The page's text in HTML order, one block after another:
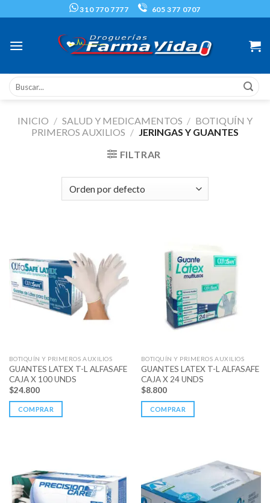
310 770 7777 605 377 0707
Buscar
INICIO / SALUD Y MEDICAMENTOS / BOTIQUÍN Y
PRIMEROS AUXILIOS / JERINGAS Y GUANTES
FILTRAR
BOTIQUÍN Y PRIMEROS AUXILIOS
GUANTES LATEX T-L ALFASAFE
CAJA X 100 UNDS
$24.800
COMPRAR
BOTIQUÍN Y PRIMEROS AUXILIOS
GUANTES LATEX T-L ALFASAFE
CAJA X 24 UNDS
$8.800
COMPRAR